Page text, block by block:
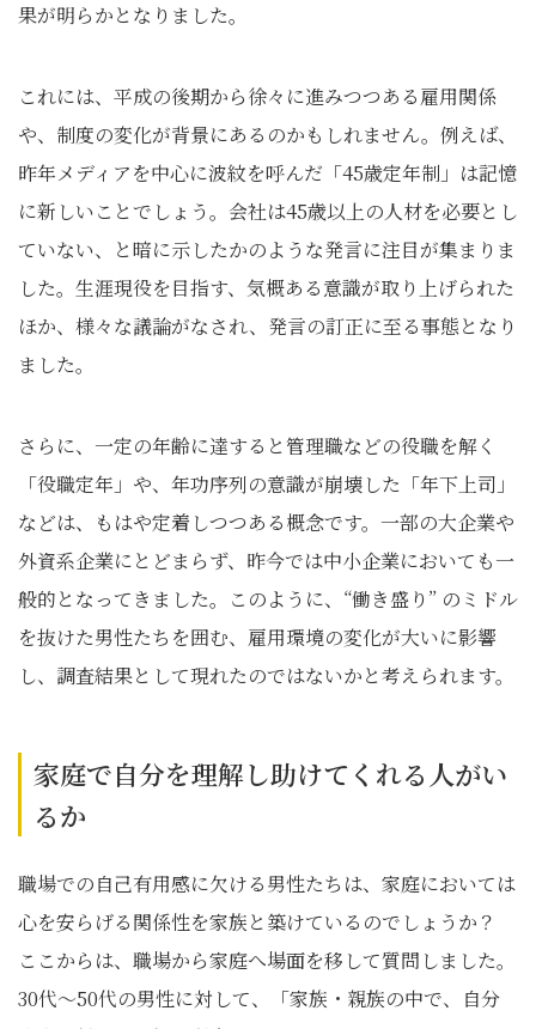
果が明らかとなりました。
これには、平成の後期から徐々に進みつつある雇用関係
や、制度の変化が背景にあるのかもしれません。例えば、
昨年メディアを中心に波紋を呼んだ「45歳定年制」は記憶
に新しいことでしょう。会社は45歳以上の人材を必要とし
ていない、と暗に示したかのような発言に注目が集まりま
した。生涯現役を目指す、気概ある意識が取り上げられた
ほか、様々な議論がなされ、発言の訂正に至る事態となり
ました。
さらに、一定の年齢に達すると管理職などの役職を解く
「役職定年」や、年功序列の意識が崩壊した「年下上司」
などは、もはや定着しつつある概念です。一部の大企業や
外資系企業にとどまらず、昨今では中小企業においても一
般的となってきました。このように、“働き盛り” のミドル
を抜けた男性たちを囲む、雇用環境の変化が大いに影響
し、調査結果として現れたのではないかと考えられます。
家庭で自分を理解し助けてくれる人がい
るか
職場での自己有用感に欠ける男性たちは、家庭においては
心を安らげる関係性を家族と築けているのでしょうか？
ここからは、職場から家庭へ場面を移して質問しました。
30代〜50代の男性に対して、「家族・親族の中で、自分